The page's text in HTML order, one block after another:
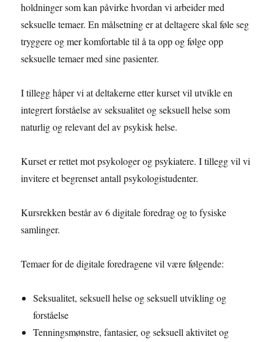
holdninger som kan påvirke hvordan vi arbeider med
seksuelle temaer. En målsetning er at deltagere skal føle seg
tryggere og mer komfortable til å ta opp og følge opp
seksuelle temaer med sine pasienter.
I tillegg håper vi at deltakerne etter kurset vil utvikle en
integrert forståelse av seksualitet og seksuell helse som
naturlig og relevant del av psykisk helse.
Kurset er rettet mot psykologer og psykiatere. I tillegg vil vi
invitere et begrenset antall psykologistudenter.
Kursrekken består av 6 digitale foredrag og to fysiske
samlinger.
Temaer for de digitale foredragene vil være følgende:
Seksualitet, seksuell helse og seksuell utvikling og
forståelse
Tenningsmønstre, fantasier, og seksuell aktivitet og